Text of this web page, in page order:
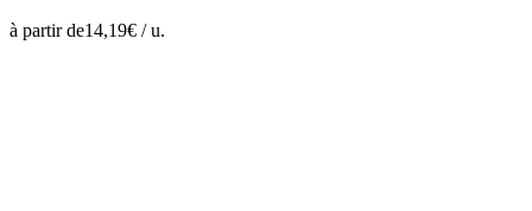
à partir de14,19€ /u.